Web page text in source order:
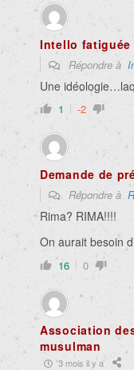
Intello fatiguée
Répondre à
Une
1 -2
Demande de
Répondre à
Rima? RIMA!!!!
On aurait besoin
16 0
Association
musulman
3 mois il y a